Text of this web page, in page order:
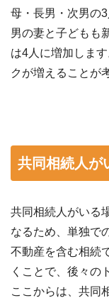
母・長男・次男の
男の妻と子どもも
は4人に増加しま
クが増えることが
共同相続人が
共同相続人がいる
なるため、単独で
不動産を含む相続
くことで、後々の
ここからは、共同